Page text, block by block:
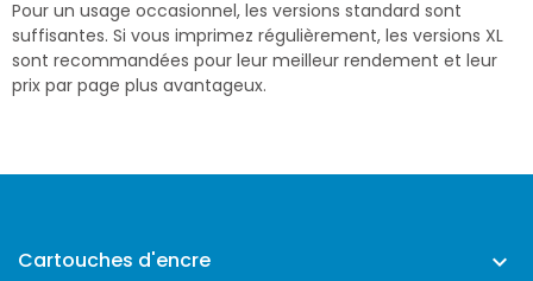
Pour un usage occasionnel, les versions standard sont
suffisantes. Si vous imprimez régulièrement, les versions XL
sont recommandées pour leur meilleur rendement et leur
prix par page plus avantageux.
Cartouches d'encre 